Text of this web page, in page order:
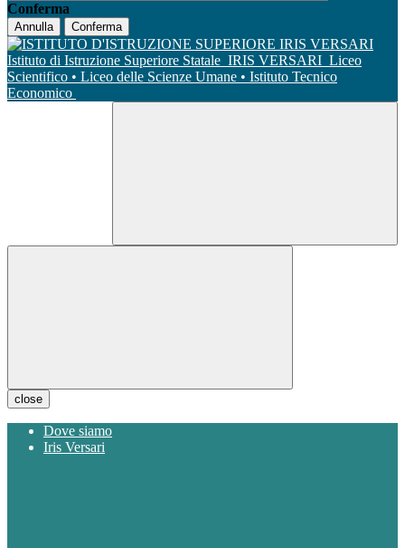
Conferma
Annulla Conferma
Istituto di Istruzione Superiore Statale IRIS VERSARI Liceo
Scientifico • Liceo delle Scienze Umane • Istituto Tecnico
Economico
close
Dove siamo
Iris Versari